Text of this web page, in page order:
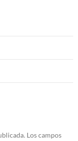
Los campos